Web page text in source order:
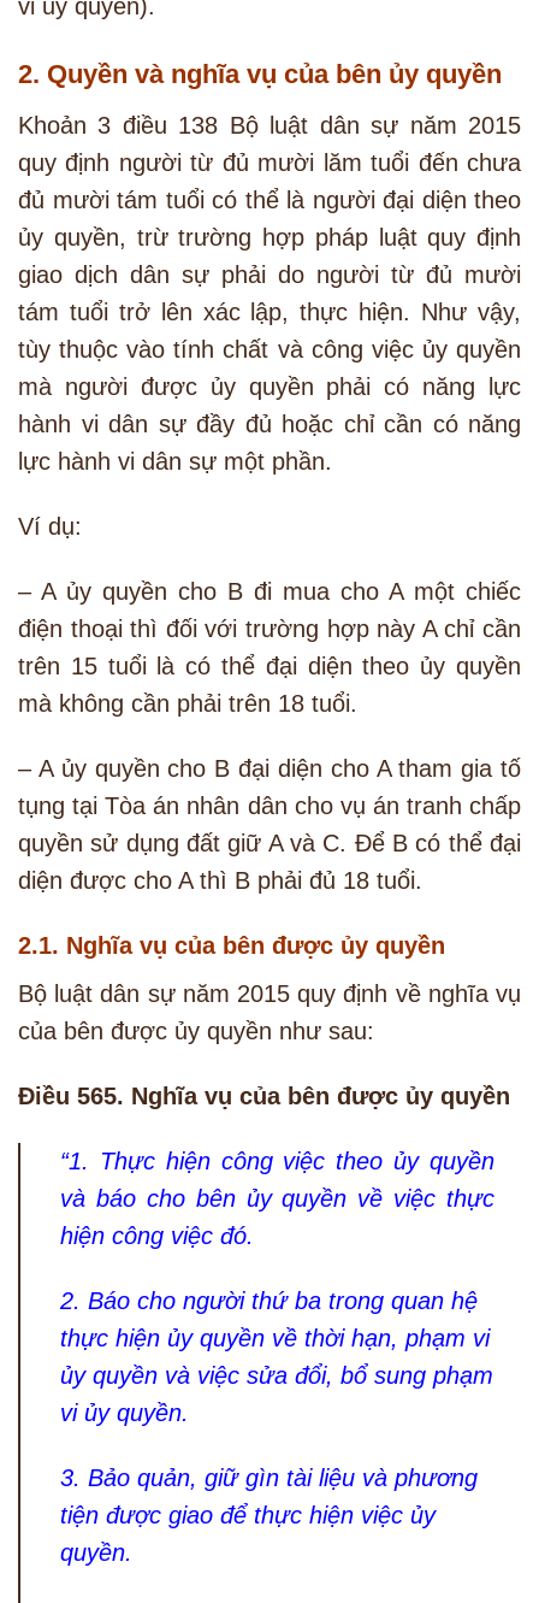
vi ủy quyền).
2. Quyền và nghĩa vụ của bên ủy quyền
Khoản 3 điều 138 Bộ luật dân sự năm 2015
quy định người từ đủ mười lăm tuổi đến chưa
đủ mười tám tuổi có thể là người đại diện theo
ủy quyền, trừ trường hợp pháp luật quy định
giao dịch dân sự phải do người từ đủ mười
tám tuổi trở lên xác lập, thực hiện. Như vậy,
tùy thuộc vào tính chất và công việc ủy quyền
mà người được ủy quyền phải có năng lực
hành vi dân sự đầy đủ hoặc chỉ cần có năng
lực hành vi dân sự một phần.
Ví dụ:
– A ủy quyền cho B đi mua cho A một chiếc
điện thoại thì đối với trường hợp này A chỉ cần
trên 15 tuổi là có thể đại diện theo ủy quyền
mà không cần phải trên 18 tuổi.
– A ủy quyền cho B đại diện cho A tham gia tố
tụng tại Tòa án nhân dân cho vụ án tranh chấp
quyền sử dụng đất giữ A và C. Để B có thể đại
diện được cho A thì B phải đủ 18 tuổi.
2.1. Nghĩa vụ của bên được ủy quyền
Bộ luật dân sự năm 2015 quy định về nghĩa vụ
của bên được ủy quyền như sau:
Điều 565. Nghĩa vụ của bên được ủy quyền
“1. Thực hiện công việc theo ủy quyền
và báo cho bên ủy quyền về việc thực
hiện công việc đó.
2. Báo cho người thứ ba trong quan hệ
thực hiện ủy quyền về thời hạn, phạm vi
ủy quyền và việc sửa đổi, bổ sung phạm
vi ủy quyền.
3. Bảo quản, giữ gìn tài liệu và phương
tiện được giao để thực hiện việc ủy
quyền.